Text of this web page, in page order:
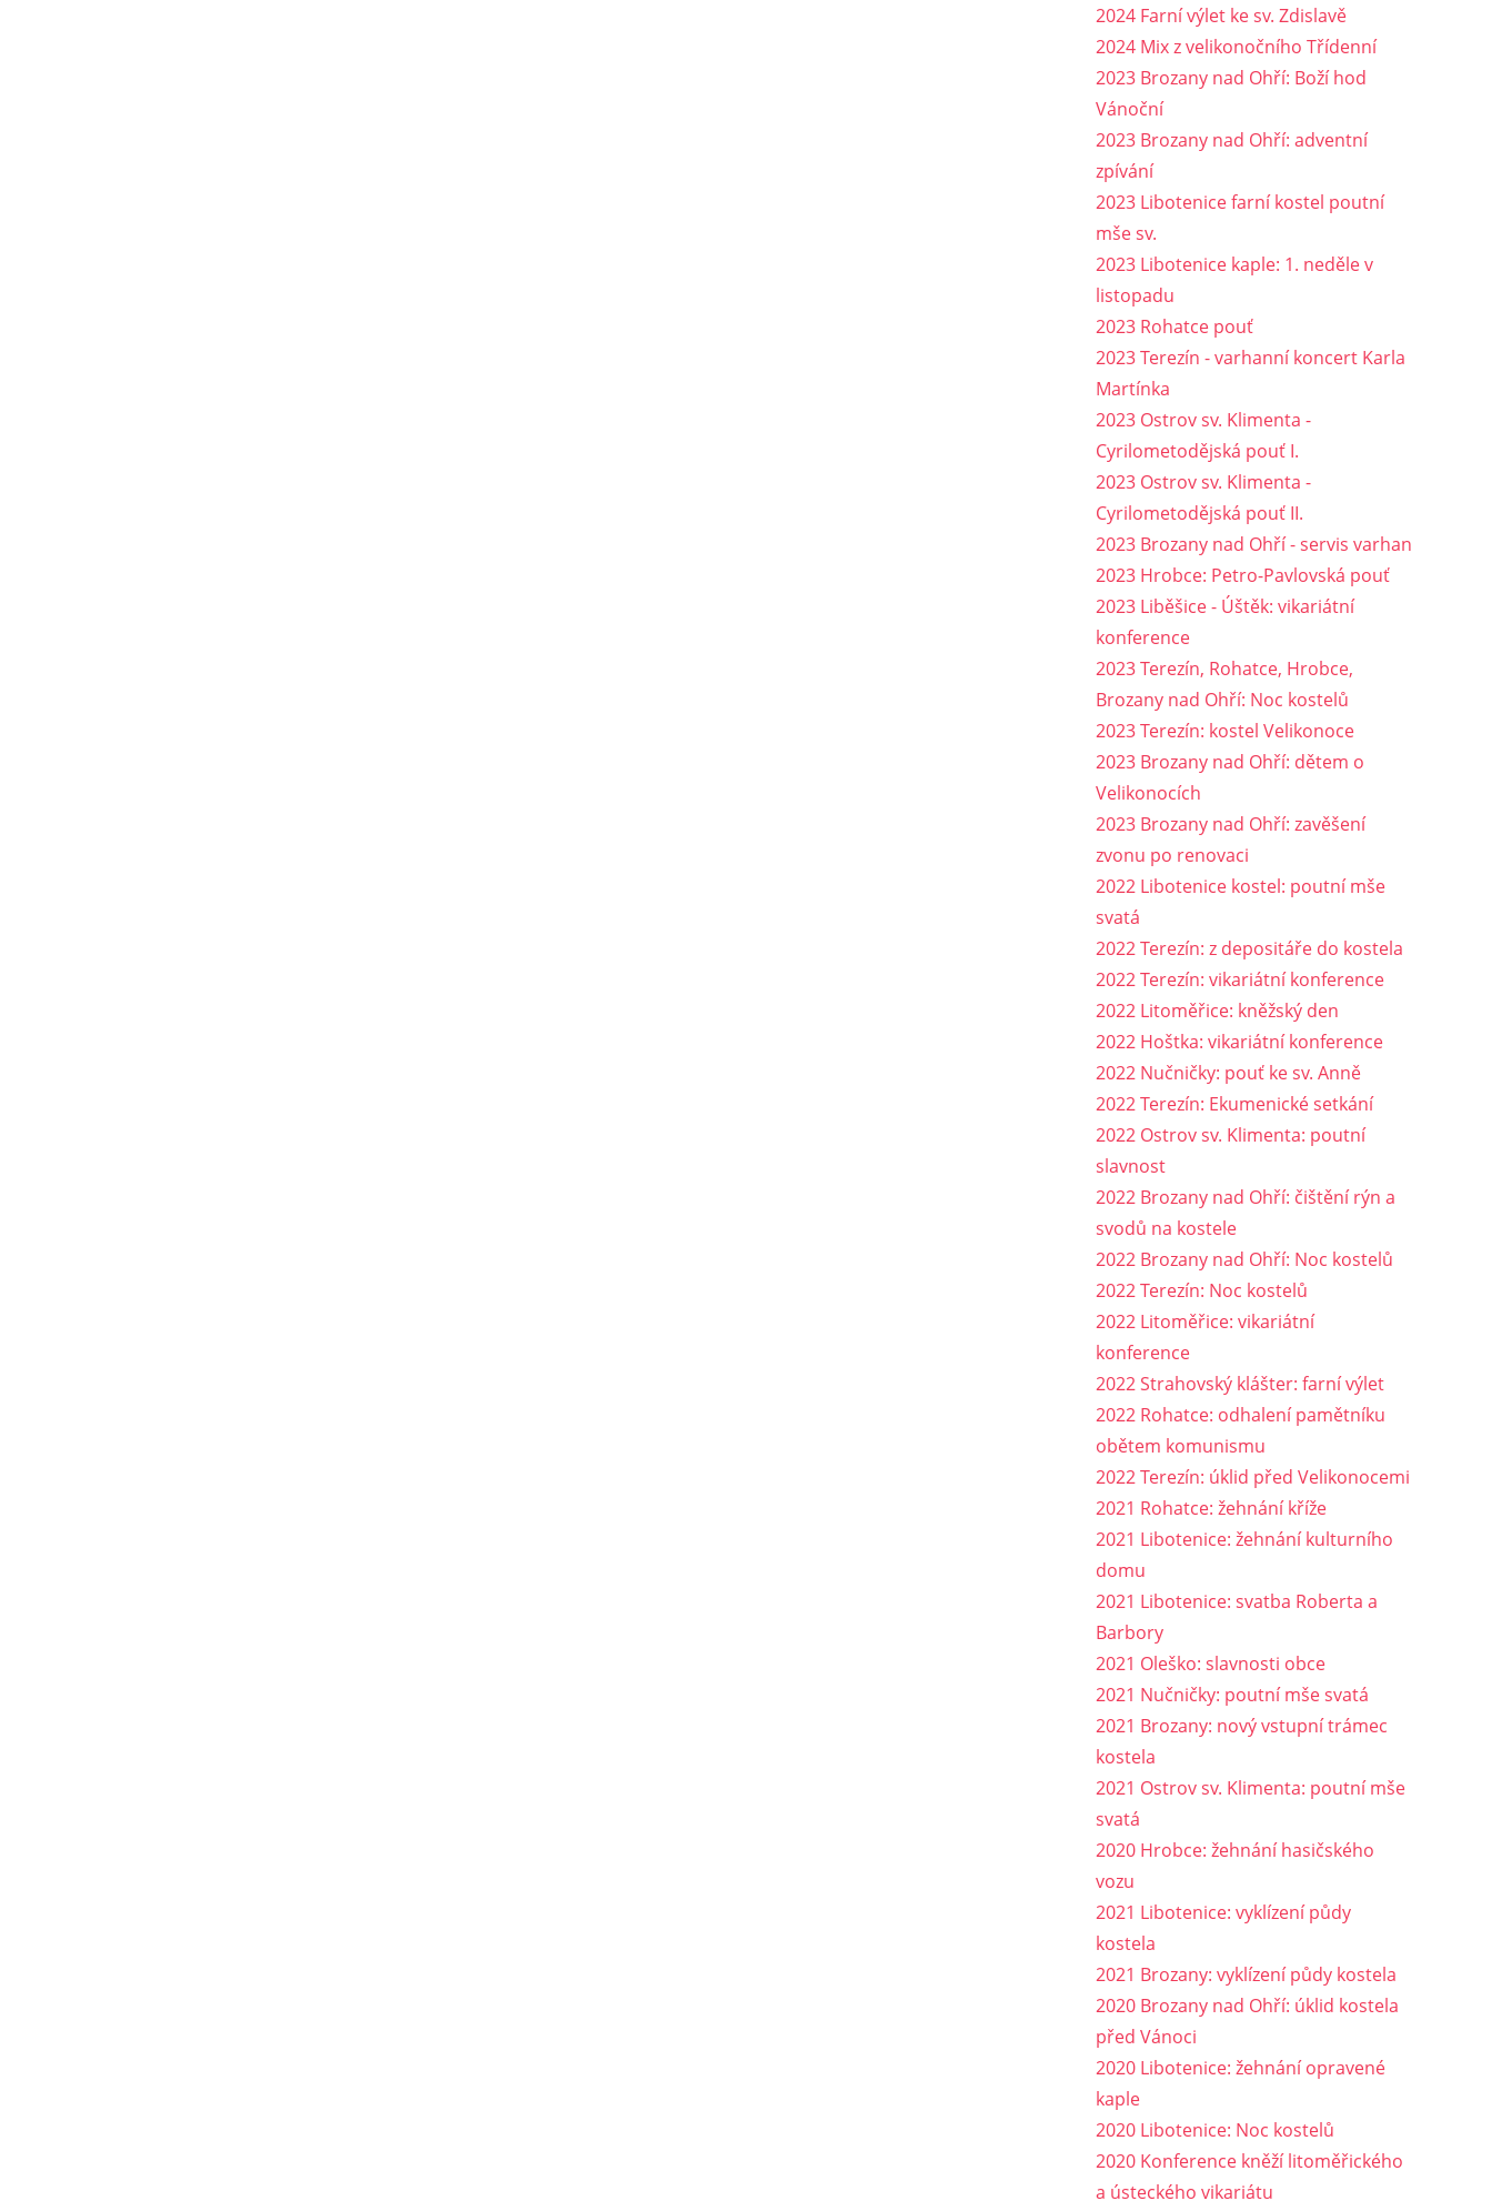
2024 Farní výlet ke sv. Zdislavě
2024 Mix z velikonočního Třídenní
2023 Brozany nad Ohří: Boží hod
Vánoční
2023 Brozany nad Ohří: adventní
zpívání
2023 Libotenice farní kostel poutní
mše sv.
2023 Libotenice kaple: 1. neděle v
listopadu
2023 Rohatce pouť
2023 Terezín - varhanní koncert Karla
Martínka
2023 Ostrov sv. Klimenta -
Cyrilometodějská pouť I.
2023 Ostrov sv. Klimenta -
Cyrilometodějská pouť II.
2023 Brozany nad Ohří - servis varhan
2023 Hrobce: Petro-Pavlovská pouť
2023 Liběšice - Úštěk: vikariátní
konference
2023 Terezín, Rohatce, Hrobce,
Brozany nad Ohří: Noc kostelů
2023 Terezín: kostel Velikonoce
2023 Brozany nad Ohří: dětem o
Velikonocích
2023 Brozany nad Ohří: zavěšení
zvonu po renovaci
2022 Libotenice kostel: poutní mše
svatá
2022 Terezín: z depositáře do kostela
2022 Terezín: vikariátní konference
2022 Litoměřice: kněžský den
2022 Hoštka: vikariátní konference
2022 Nučničky: pouť ke sv. Anně
2022 Terezín: Ekumenické setkání
2022 Ostrov sv. Klimenta: poutní
slavnost
2022 Brozany nad Ohří: čištění rýn a
svodů na kostele
2022 Brozany nad Ohří: Noc kostelů
2022 Terezín: Noc kostelů
2022 Litoměřice: vikariátní
konference
2022 Strahovský klášter: farní výlet
2022 Rohatce: odhalení pamětníku
obětem komunismu
2022 Terezín: úklid před Velikonocemi
2021 Rohatce: žehnání kříže
2021 Libotenice: žehnání kulturního
domu
2021 Libotenice: svatba Roberta a
Barbory
2021 Oleško: slavnosti obce
2021 Nučničky: poutní mše svatá
2021 Brozany: nový vstupní trámec
kostela
2021 Ostrov sv. Klimenta: poutní mše
svatá
2020 Hrobce: žehnání hasičského
vozu
2021 Libotenice: vyklízení půdy
kostela
2021 Brozany: vyklízení půdy kostela
2020 Brozany nad Ohří: úklid kostela
před Vánoci
2020 Libotenice: žehnání opravené
kaple
2020 Libotenice: Noc kostelů
2020 Konference kněží litoměřického
a ústeckého vikariátu